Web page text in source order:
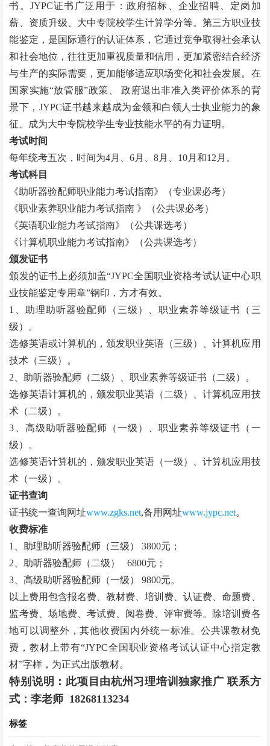
书。 JYPC证书广泛用于：政府招标、企业招聘、定岗加
薪、资质升级、大中专院校学生计算学分等。第三方职业技
能鉴定，是国际通行的认证体系，它通过竞争取得社会承认
和社会地位，往往更加重视质量和信用，更加紧密结合经济
与生产的实际需要，更加能够适应职场变化和社会发展。在
国家实施“放管服”政策、 政府退出非准入类评价体系的背
景下， JYPC证书越来越成为金领和白领人士执业能力的象
征、成为大中专院校学生专业技能水平的有力证明。
考试时间
每年统考五次，时间为4月、6月、8月、 10月和12 月。
考试科目
《助听器验配师职业能力考试指南》（专业课必考）
《职业素养职业能力考试指南 》（公共课必考）
《英语职业能力考试指南》（公共课选考）
《计算机职业能力考试指南》（公共课选考）
颁发证书
颁发的证书上必须加盖“JYPC全国职业资格考试认证中心职
业技能鉴定专用章”钢印，方才有效。
1
、助理助听器验配师（三级）、职业素养等级证书（三
级）。
选修英语或计算机的，颁发职业英语（三级）、计算机应用
技术（三级）。
2 、助听器验配师（二级）、职业素养等级证书（二级）。
选修英语计算机的，颁发职业英语（二级）、计算机应用技
术（二级）。
3 、高级助听器验配师（一级）、职业素养等级证书（一
级）。
选修英语计算机的，颁发职业英语（一级）、计算机应用技
术（一级）。
证书查询
证书统一查询网址www.zgks.net,备用网址www.jypc.net。
收费标准
1
、助理助听器验配师（三级） 3800元；
2 、助听器验配师（二级） 6800元；
3 、高级助听器验配师（一级） 9800元。
以上费用包含报名费、教材费、培训费、认证费、命题费、
监考费、场地费、考试费、阅卷费、评审费等。除培训费各
地可以调整外，其他收费国内外统一标准。公共课教材免
费，教材上带有“JYPC全国职业资格考试认证中心指定教
材”字样，为正式出版教材。
特别说明：此项目由杭州习理培训独家推广 联系方
式：李老师 18268113234
标签